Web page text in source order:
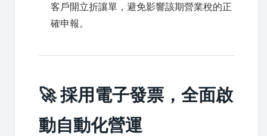
客戶開立折讓單，避免影響該期營業稅的正
確申報。
🚀 採用電子發票，全面啟
動自動化營運